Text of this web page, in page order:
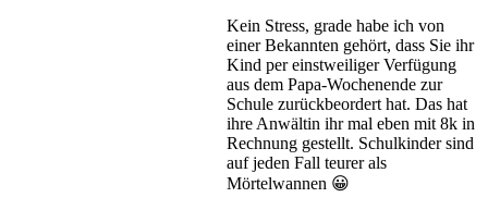
Kein Stress, grade habe ich von
einer Bekannten gehört, dass Sie ihr
Kind per einstweiliger Verfügung
aus dem Papa-Wochenende zur
Schule zurückbeordert hat. Das hat
ihre Anwältin ihr mal eben mit 8k in
Rechnung gestellt. Schulkinder sind
auf jeden Fall teurer als
Mörtelwannen 😀